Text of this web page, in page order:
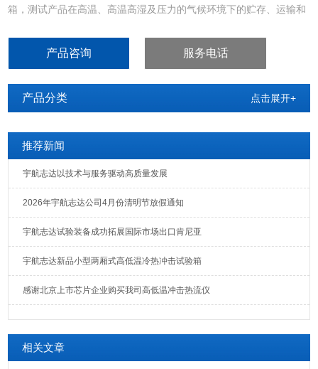
箱，测试产品在高温、高温高湿及压力的气候环境下的贮存、运输和
定来判断产品的性能是否能够达到要求，以便供产品的设计、改进、
产品咨询 服务电话
产品分类 点击展开+
推荐新闻
宇航志达以技术与服务驱动高质量发展
2026年宇航志达公司4月份清明节放假通知
宇航志达试验装备成功拓展国际市场出口肯尼亚
宇航志达新品小型两厢式高低温冷热冲击试验箱
感谢北京上市芯片企业购买我司高低温冲击热流仪
相关文章